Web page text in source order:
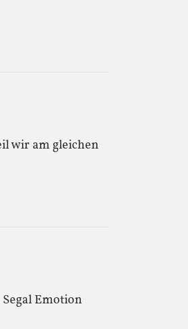
wir am gleichen
Emotion